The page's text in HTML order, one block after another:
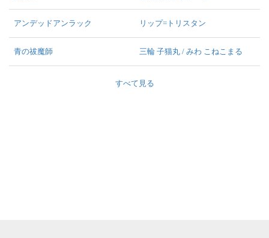
アンデッドアンラック リップ=トリスタン
青の祓魔師 三輪 子猫丸 / みわ こねこまる
すべて見る